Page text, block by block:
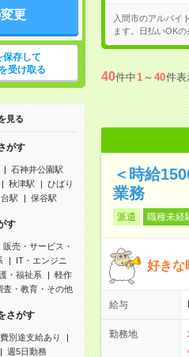
更
保存して
受け取る
見る
がす
石神井公園駅
秋津駅
ひばり
駅 保谷駅
す
販売・サービス・
IT・エンジニ
・福祉系
軽作
査・教育・その他
さがす
別途支給あり
週5日勤務
入間市のアルバイ
ます。日払いOKの
40件中1～40件
＜時給
業務
派遣 職種未経
好きな
給与
勤務地